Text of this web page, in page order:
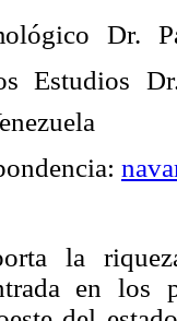
Dr.
Estudios
la
en los